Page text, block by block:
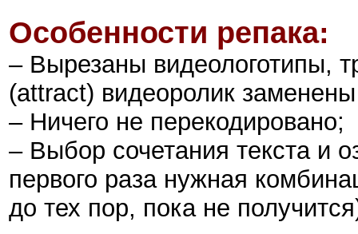
Особенности репака:
– Вырезаны видеологотипы,
(attract) видеоролик
– Ничего не перекодировано;
– Выбор сочетания текста и
первого раза нужная
до тех пор, пока не